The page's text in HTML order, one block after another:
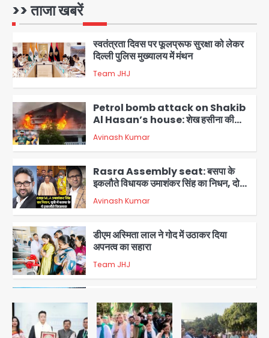
>> ताजा खबरें
1
2
स्वतंत्रता दिवस पर फूलप्रूफ सुरक्षा को लेकर
दिल्ली पुलिस मुख्यालय में मंथन
Team JHJ
3
Petrol bomb attack on Shakib
Al Hasan’s house: शेख हसीना की
वर्चुअल प्रेस कॉन्फ्रेंस में जुड़ने पर भड़का
गुस्सा, शाकिब अल हसन के मगुरा स्थित घर पर
पेट्रोल बम से हमला
Avinash Kumar
4
Rasra Assembly seat: बसपा के
इकलौते विधायक उमाशंकर सिंह का निधन, दो
साल से कैंसर से जूझ रहे थे
Avinash Kumar
5
डीएम अस्मिता लाल ने गोद में उठाकर दिया
अपनत्व का सहारा
Team JHJ
करने वाले 11 बांग्लादेशी नागरिक सेंट्रल जिला
पुलिस के हत्थे चढ़े
Team JHJ